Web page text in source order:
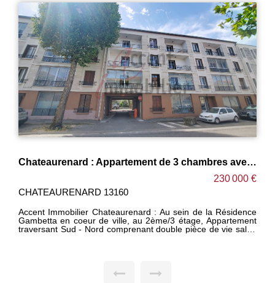
Chateaurenard : Appartement de 3 chambres avec triple balcons et parking privé
13160
Chateaurenard : Au sein de la Résidence
coeur de ville, au 2ème/3 étage, Appartement
Sud - Nord comprenant double pièce de vie salon
résidence. Charges de copropriété : 83€
Situé en
petite
charmant